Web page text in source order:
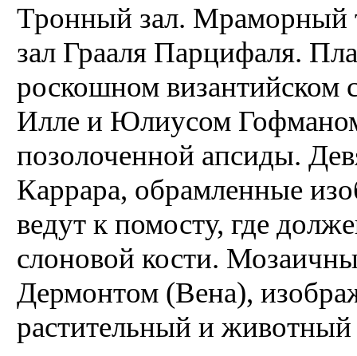
Тронный зал. Мраморный
зал Грааля Парцифаля.
роскошном византийском
Илле и Юлиусом
позолоченной апсиды.
Каррара, обрамленные
ведут к помосту, где
слоновой кости.
Дермонтом (Вена),
растительный и